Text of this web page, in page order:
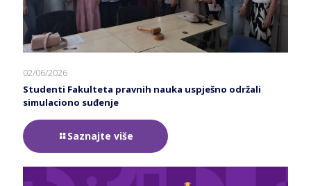
02/06/2026
Studenti Fakulteta pravnih nauka uspješno održali
simulaciono suđenje
Saznajte više